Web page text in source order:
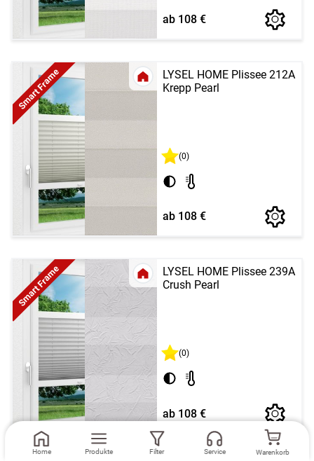
ab 108 €
LYSEL HOME Plissee 212A
Krepp Pearl
Smart Frame
(0)
ab 108 €
LYSEL HOME Plissee 239A
Crush Pearl
Smart Frame
(0)
ab 108 €
Home Produkte Filter Service Warenkorb